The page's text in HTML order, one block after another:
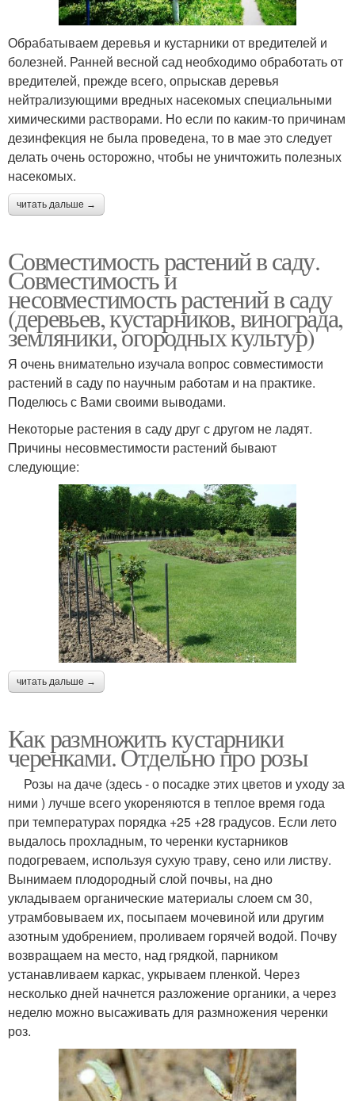
Обрабатываем деревья и кустарники от вредителей и
болезней. Ранней весной сад необходимо обработать от
вредителей, прежде всего, опрыскав деревья
нейтрализующими вредных насекомых специальными
химическими растворами. Но если по каким-то причинам
дезинфекция не была проведена, то в мае это следует
делать очень осторожно, чтобы не уничтожить полезных
насекомых.
читать дальше →
Совместимость растений в саду.
Совместимость и
несовместимость растений в саду
(деревьев, кустарников, винограда,
земляники, огородных культур)
Я очень внимательно изучала вопрос совместимости
растений в саду по научным работам и на практике.
Поделюсь с Вами своими выводами.
Некоторые растения в саду друг с другом не ладят.
Причины несовместимости растений бывают
следующие:
читать дальше →
Как размножить кустарники
черенками. Отдельно про розы
Розы на даче (здесь - о посадке этих цветов и уходу за
ними ) лучше всего укореняются в теплое время года
при температурах порядка +25 +28 градусов. Если лето
выдалось прохладным, то черенки кустарников
подогреваем, используя сухую траву, сено или листву.
Вынимаем плодородный слой почвы, на дно
укладываем органические материалы слоем см 30,
утрамбовываем их, посыпаем мочевиной или другим
азотным удобрением, проливаем горячей водой. Почву
возвращаем на место, над грядкой, парником
устанавливаем каркас, укрываем пленкой. Через
несколько дней начнется разложение органики, а через
неделю можно высаживать для размножения черенки
роз.